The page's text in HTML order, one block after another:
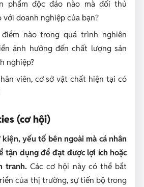
phẩm độc đáo nào mà đối thủ
với doanh nghiệp của bạn?
nào trong quá trình nghiên
ảnh hưởng đến chất lượng sản
nghiệp?
viên, cơ sở vật chất hiện tại có
(cơ hội)
yếu tố bên ngoài mà cá nhân
tận dụng để đạt được lợi ích hoặc
tranh.Các cơ hội này có thể bắt
của thị trường, sự tiến bộ trong